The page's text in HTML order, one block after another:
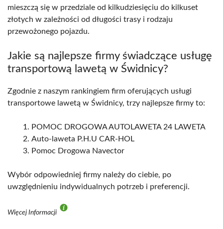
mieszczą się w przedziale od kilkudziesięciu do kilkuset
złotych w zależności od długości trasy i rodzaju
przewożonego pojazdu.
Jakie są najlepsze firmy świadczące usługę
transportową lawetą w Świdnicy?
Zgodnie z naszym rankingiem firm oferujących usługi
transportowe lawetą w Świdnicy, trzy najlepsze firmy to:
POMOC DROGOWA AUTOLAWETA 24 LAWETA
Auto-laweta P.H.U CAR-HOL
Pomoc Drogowa Navector
Wybór odpowiedniej firmy należy do ciebie, po
uwzględnieniu indywidualnych potrzeb i preferencji.
Więcej Informacji